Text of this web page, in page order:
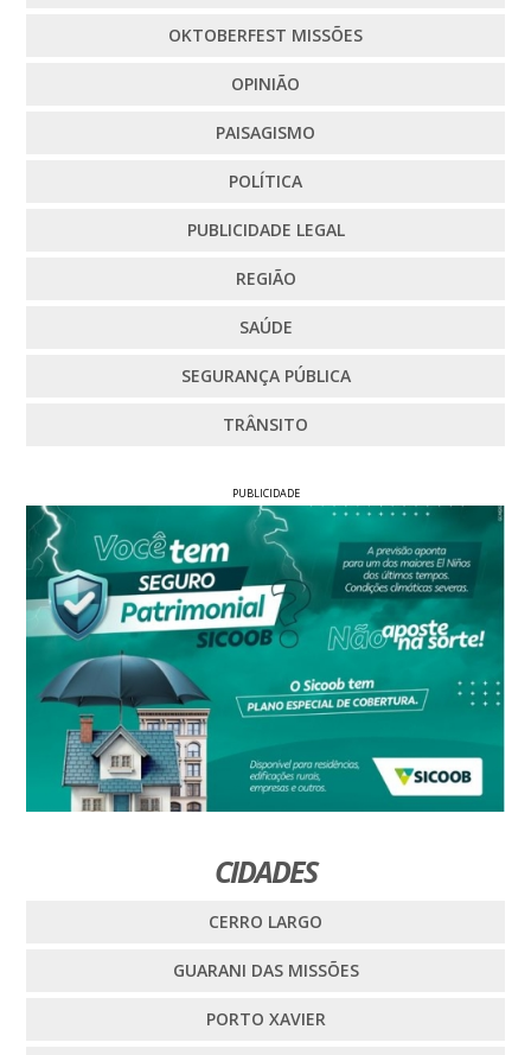
OKTOBERFEST MISSÕES
OPINIÃO
PAISAGISMO
POLÍTICA
PUBLICIDADE LEGAL
REGIÃO
SAÚDE
SEGURANÇA PÚBLICA
TRÂNSITO
PUBLICIDADE
CIDADES
CERRO LARGO
GUARANI DAS MISSÕES
PORTO XAVIER